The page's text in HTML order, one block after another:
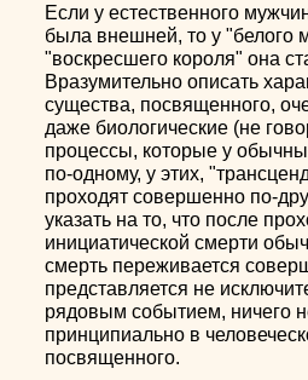
Если у естественного
была внешней, то у "белого
"воскресшего короля" она
Вразумительно описать
существа, посвященного,
даже биологические (не
процессы, которые у
по-одному, у этих,
проходят совершенно по-
указать на то, что после
инициатической смерти
смерть переживается
представляется не
рядовым событием, ничего
принципиально в
посвященного.